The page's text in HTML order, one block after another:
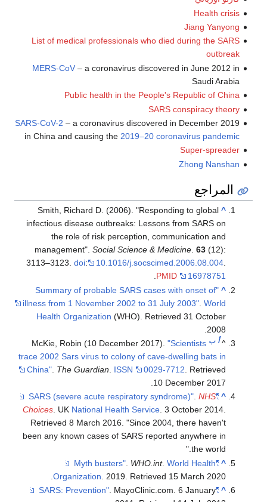
Health crisis
Jiang Yanyong
List of medical professionals who died during the SARS
outbreak
MERS-CoV– a coronavirus discovered in June 2012 in
Saudi Arabia
Public health in the People's Republic of China
SARS conspiracy theory
SARS-CoV-2– a coronavirus discovered in December 2019
in China and causing the2019–20 coronavirus pandemic
Super-spreader
Zhong Nanshan
المراجع
^
Smith, Richard D. (2006). "Responding to global
infectious disease outbreaks: Lessons from SARS on
the role of risk perception, communication and
management".Social Science & Medicine .63(12):
3113–3123.doi: 10.1016/j.socscimed.2006.08.004
PMID
16978751
.
^
"Summary of probable SARS cases with onset of
illness from 1 November 2002 to 31 July 2003" .World
Health Organization(WHO) . Retrieved31 October
2008
.
^أ ب McKie, Robin (10 December 2017)."Scientists
trace 2002 Sars virus to colony of cave-dwelling bats in
China" .The Guardian .ISSN 0029-7712
. Retrieved
10 December2017
.
^
"SARS (severe acute respiratory syndrome)"
.NHS
Choices . UKNational Health Service . 3 October 2014
Retrieved8 March2016 . Since 2004, there haven't
been any known cases of SARS reported anywhere in
the world.
^
"Myth busters"
.WHO.int .World Health
Organization
. 2019 . Retrieved15 March2020
.
^
"SARS: Prevention"
. MayoClinic.com. 6 January